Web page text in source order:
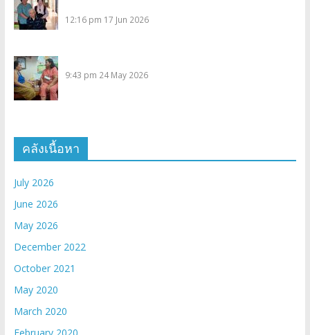
12:16 pm 17 Jun 2026
9:43 pm 24 May 2026
คลังเนื้อหา
July 2026
June 2026
May 2026
December 2022
October 2021
May 2020
March 2020
February 2020